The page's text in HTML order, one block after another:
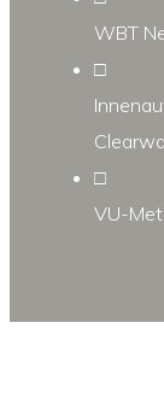
WBT
□
□
VU-